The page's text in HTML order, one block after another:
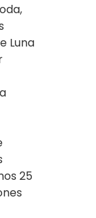
Luna
25